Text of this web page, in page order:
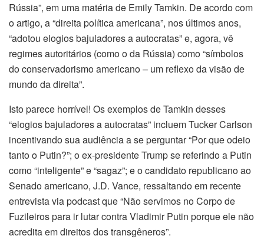
Rússia”, em uma matéria de Emily Tamkin. De acordo com
o artigo, a “direita política americana”, nos últimos anos,
“adotou elogios bajuladores a autocratas” e, agora, vê
regimes autoritários (como o da Rússia) como “símbolos
do conservadorismo americano – um reflexo da visão de
mundo da direita”.
Isto parece horrível! Os exemplos de Tamkin desses
“elogios bajuladores a autocratas” incluem Tucker Carlson
incentivando sua audiência a se perguntar “Por que odeio
tanto o Putin?”; o ex-presidente Trump se referindo a Putin
como “inteligente” e “sagaz”; e o candidato republicano ao
Senado americano, J.D. Vance, ressaltando em recente
entrevista via podcast que “Não servimos no Corpo de
Fuzileiros para ir lutar contra Vladimir Putin porque ele não
acredita em direitos dos transgêneros”.